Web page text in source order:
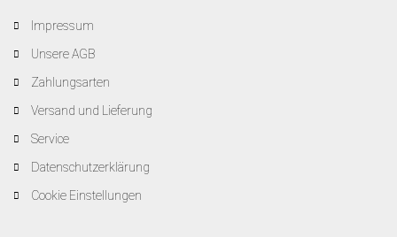
Impressum
Unsere AGB
Zahlungsarten
Versand und Lieferung
Service
Datenschutzerklärung
Cookie Einstellungen